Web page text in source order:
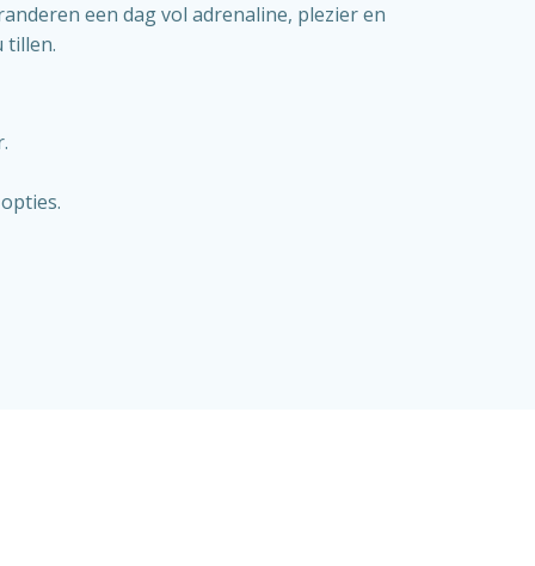
een dag vol adrenaline, plezier en
tillen.
opties.